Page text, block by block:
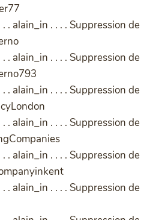
alain_in . . . . Suppression de
alain_in . . . . Suppression de
alain_in . . . . Suppression de
alain_in . . . . Suppression de
alain_in . . . . Suppression de
alain_in . . . . Suppression de